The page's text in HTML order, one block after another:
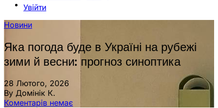
Увійти
Новини
Яка погода буде в Україні на рубежі
зими й весни: прогноз синоптика
28 Лютого, 2026
By Домінік К.
Коментарів немає